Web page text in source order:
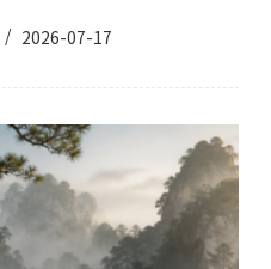
2026-07-17